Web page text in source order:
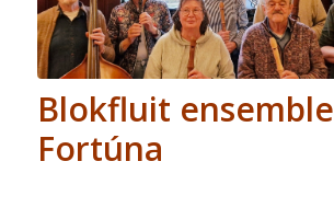
Blokfluit ensemble
Fortúna